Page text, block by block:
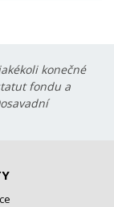
konečné
fondu a